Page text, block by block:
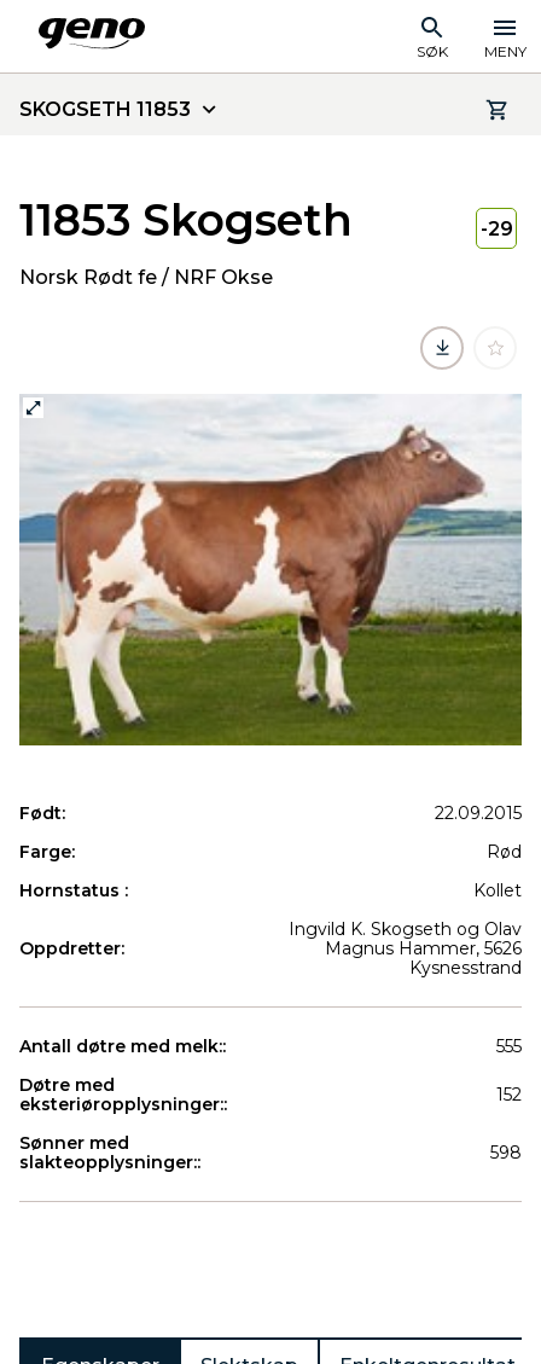
SØK MENY
SKOGSETH 11853
11853 Skogseth
Norsk Rødt fe / NRF Okse
-29
Født:
22.09.2015
Farge:
Rød
Hornstatus :
Kollet
Oppdretter:
Ingvild K. Skogseth og Olav
Magnus Hammer, 5626
Kysnesstrand
Antall døtre med melk::
555
Døtre med
eksteriøropplysninger::
152
Sønner med
slakteopplysninger::
598